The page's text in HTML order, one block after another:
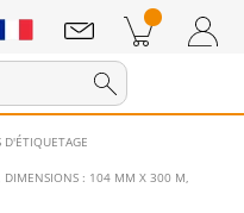
D'ÉTIQUETAGE
DIMENSIONS : 104 MM X 300 M,